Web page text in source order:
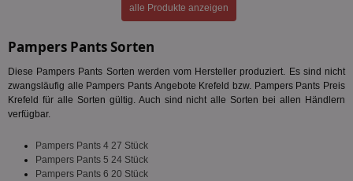
alle Produkte anzeigen
Pampers Pants Sorten
Diese Pampers Pants Sorten werden vom Hersteller produziert. Es sind nicht
zwangsläufig alle Pampers Pants Angebote Krefeld bzw. Pampers Pants Preis
Krefeld für alle Sorten gültig. Auch sind nicht alle Sorten bei allen Händlern
verfügbar.
Pampers Pants 4 27 Stück
Pampers Pants 5 24 Stück
Pampers Pants 6 20 Stück